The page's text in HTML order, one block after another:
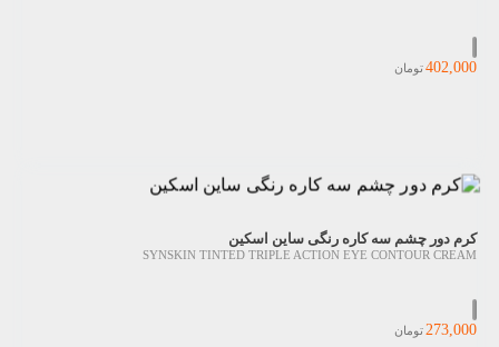
402,000تومان
کرم دور چشم سه کاره رنگی ساین اسکین
SYNSKIN TINTED TRIPLE ACTION EYE CONTOUR CREAM
273,000تومان